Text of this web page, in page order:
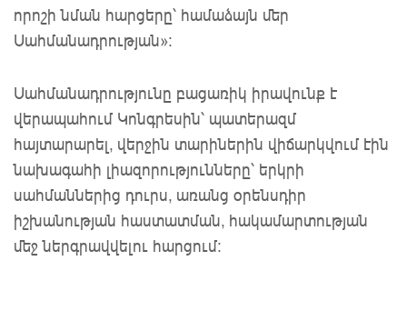
որոշի նման հարցերը՝ համաձայն մեր
Սահմանադրության»:
Սահմանադրությունը բացառիկ իրավունք է
վերապահում Կոնգրեսին՝ պատերազմ
հայտարարել, վերջին տարիներին վիճարկվում էին
նախագահի լիազորությունները՝ երկրի
սահմաններից դուրս, առանց օրենսդիր
իշխանության հաստատման, հակամարտության
մեջ ներգրավվելու հարցում։